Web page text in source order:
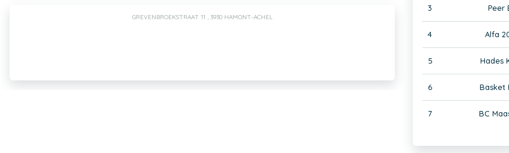
GREVENBROEKSTRAAT 11 , 3930 HAMONT-ACHEL
3 Peer
4 Alfa
5 Hades
6 Basket
7 BC